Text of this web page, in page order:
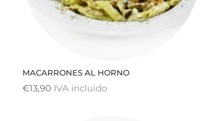
MACARRONES AL HORNO
€13,90 IVA incluido